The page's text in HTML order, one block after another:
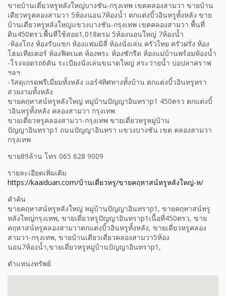
ขายบ้านเดี่ยวหรูหลังใหญ่บางชัน-กรุงเทพ เขตคลองสามวา ขายบ้าน
เดียวหรูคลองสามวา 5ห้องนอน7ห้องน้ำ ตกแต่งบิ้วอินหรูทั้งหลัง ขาย
บ้านเดี่ยวหรูหลังใหญ่แขวงบางชัน-กรุงเทพ เขตคลองสามวา พื้นที่
ดิน450ตรว.พื้นที่ใช้สอย1,018ตรม 5ห้องนอนใหญ่ 7ห้องน้ำ
-ห้องโถง ห้องรับแขก ห้องแฟมมิลี่ ห้องนั่งเล่น ครัวไทย ครัวฝรั่ง ห้อง
โฮมเทียเตอร์ ห้องฟิตเนต ห้องพระ ห้องซักรีด ห้องแม่บ้านพร้อมห้องน้ำ
-โรงจอดรถ6คัน ระเบียงนั่งเล่นขนาดใหญ่ สระว่ายน้ำ บ่อปลาคราฟ
ฯลฯ
-วัสดุเกรดพรีเมี่ยมทั้งหลัง แอร์4ทิศทางทั้งบ้าน ตกแต่งบิ้วอินหรูหรา
สวยงามทั้งหลัง
ขายคฤหาสน์หรูหลังใหญ่ หมู่บ้านปัญญาอินทราp1 450ตรว ตกแต่งบิ้
วอินหรูทั้งหลัง คลองสามวา กรุงเทพ
ขายเดี่ยวหรูคลองสามวา-กรุงเทพ ขายเดี่ยวหรูหมู่บ้าน
ปัญญาอินทราp1 ถนนปัญญาอินทรา แขวงบางชัน เขต คลองสามวา
กรุงเทพ
ขาย89ล้าน โทร 065 628 9009
รายละเอียดเพิ่มเติม
https://kaaiduan.com/บ้านเดี่ยวหรู/ขายคฤหาสน์หรูหลังใหญ่-ห/
คำค้น
ขายคฤหาสน์หรูหลังใหญ่ หมู่บ้านปัญญาอินทราp1, ขายคฤหาสน์หรู
หลังใหญ่กรุงเทพ, ขายเดี่ยวหรูปัญญาอินทราp1เนื้อที่450ตรว, ขาย
คฤหาสน์หรูคลองสามวาตกแต่งบิ้วอินหรูทั้งหลัง, ขายเดี่ยวหรูคลอง
สามวา-กรุงเทพ, ขายบ้านเดียวเดี่ยวคลองสามวา5ห้อง
นอน7ห้องน้ำ,ขายเดี่ยวหรูหมู่บ้านปัญญาอินทราp1,
ตำแหน่งทรัพย์